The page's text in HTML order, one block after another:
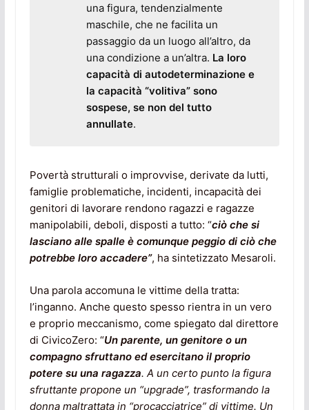
una figura, tendenzialmente
maschile, che ne facilita un
passaggio da un luogo all’altro, da
una condizione a un’altra. La loro
capacità di autodeterminazione e
la capacità “volitiva” sono
sospese, se non del tutto
annullate.
Povertà strutturali o improvvise, derivate da lutti,
famiglie problematiche, incidenti, incapacità dei
genitori di lavorare rendono ragazzi e ragazze
manipolabili, deboli, disposti a tutto: “ciò che si
lasciano alle spalle è comunque peggio di ciò che
potrebbe loro accadere”, ha sintetizzato Mesaroli.
Una parola accomuna le vittime della tratta:
l’inganno. Anche questo spesso rientra in un vero
e proprio meccanismo, come spiegato dal direttore
di CivicoZero: “Un parente, un genitore o un
compagno sfruttano ed esercitano il proprio
potere su una ragazza. A un certo punto la figura
sfruttante propone un “upgrade”, trasformando la
donna maltrattata in “procacciatrice” di vittime. Un